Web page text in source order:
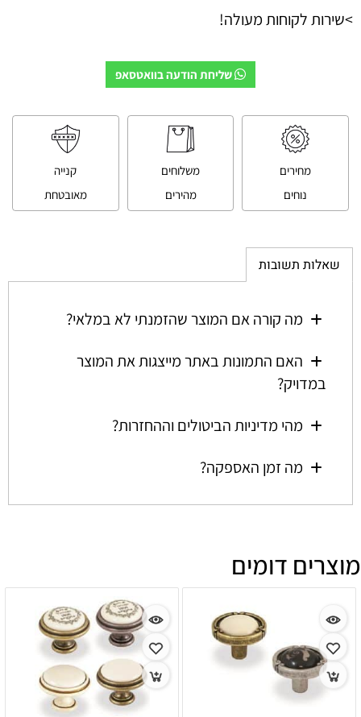
>שירות לקוחות מעולה!
שליחת הודעה בוואטסאפ
מחירים
נוחים
משלוחים
מהירים
קנייה
מאובטחת
שאלות תשובות
מה קורה אם המוצר שהזמנתי לא במלאי?
האם התמונות באתר מייצגות את המוצר
במדויק?
מהי מדיניות הביטולים וההחזרות?
מה זמן האספקה?
מוצרים דומים